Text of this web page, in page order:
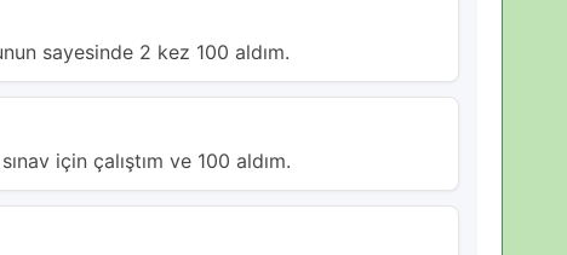
sayesinde 2 kez 100 aldım.
için çalıştım ve 100 aldım.